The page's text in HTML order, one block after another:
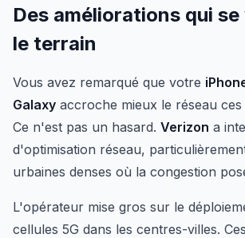
Des améliorations qui
le terrain
Vous avez remarqué que votre
Galaxy accroche mieux le réseau
Ce n'est pas un hasard. Verizon a
d'optimisation réseau,
urbaines denses où la congestion
L'opérateur mise gros sur le
cellules 5G dans les centres-villes.